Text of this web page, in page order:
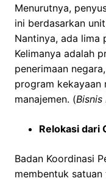
Menurutnya,
ini berdasarkan
Nantinya, ada lima
Kelimanya adalah
penerimaan
program kekayaan
manajemen. (Bisnis
Relokasi dari
Badan Koordinasi
membentuk